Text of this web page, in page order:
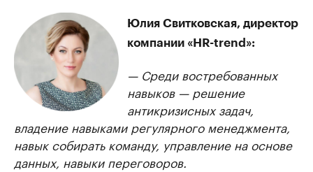
Юлия Свитковская, директор
компании «HR-trend»:
— Среди востребованных
навыков — решение
антикризисных задач,
владение навыками регулярного менеджмента,
навык собирать команду, управление на основе
данных, навыки переговоров.